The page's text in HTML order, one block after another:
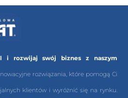
i rozwijaj swój biznes z naszym
rozwiązania, które pomogą Ci
klientów i wyróżnić się na rynku.